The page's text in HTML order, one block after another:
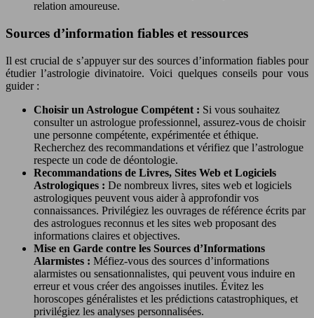
relation amoureuse.
Sources d’information fiables et ressources
Il est crucial de s’appuyer sur des sources d’information fiables pour
étudier l’astrologie divinatoire. Voici quelques conseils pour vous
guider :
Choisir un Astrologue Compétent : Si vous souhaitez
consulter un astrologue professionnel, assurez-vous de choisir
une personne compétente, expérimentée et éthique.
Recherchez des recommandations et vérifiez que l’astrologue
respecte un code de déontologie.
Recommandations de Livres, Sites Web et Logiciels
Astrologiques : De nombreux livres, sites web et logiciels
astrologiques peuvent vous aider à approfondir vos
connaissances. Privilégiez les ouvrages de référence écrits par
des astrologues reconnus et les sites web proposant des
informations claires et objectives.
Mise en Garde contre les Sources d’Informations
Alarmistes : Méfiez-vous des sources d’informations
alarmistes ou sensationnalistes, qui peuvent vous induire en
erreur et vous créer des angoisses inutiles. Évitez les
horoscopes généralistes et les prédictions catastrophiques, et
privilégiez les analyses personnalisées.